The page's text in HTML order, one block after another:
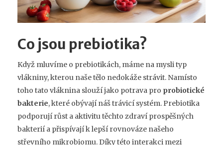
Co jsou prebiotika?
Když mluvíme o prebiotikách, máme na mysli typ
vlákniny, kterou naše tělo nedokáže strávit. Namísto
toho tato vláknina slouží jako potrava pro probiotické
bakterie, které obývají náš trávicí systém. Prebiotika
podporují růst a aktivitu těchto zdraví prospěšných
bakterií a přispívají k lepší rovnováze našeho
střevního mikrobiomu. Díky této interakci mezi